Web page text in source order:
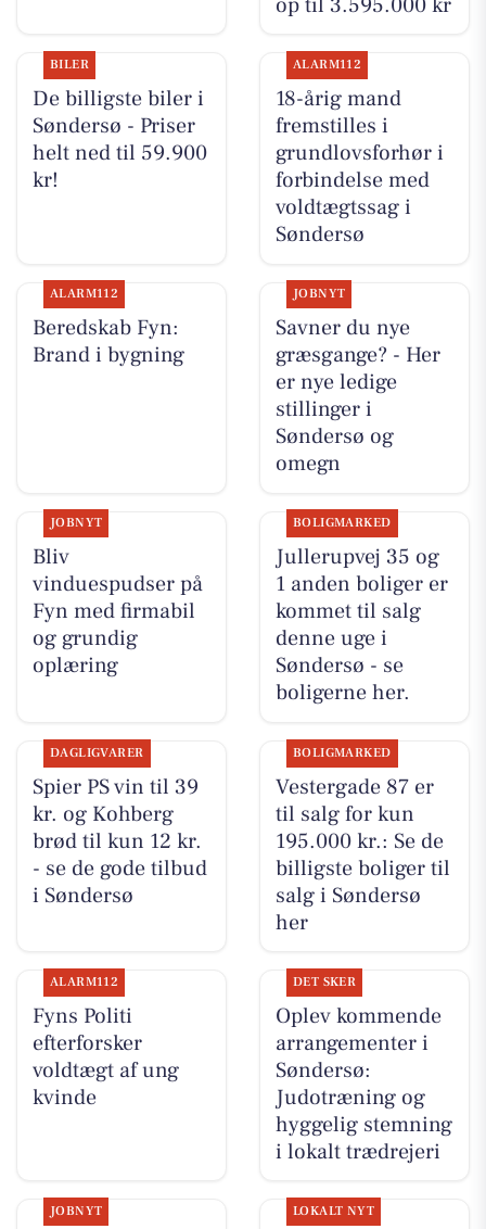
BILER
De billigste biler i
Søndersø - Priser
helt ned til 59.900
kr!
ALARM112
18-årig mand
fremstilles i
grundlovsforhør i
forbindelse med
voldtægtssag i
Søndersø
ALARM112
Beredskab Fyn:
Brand i bygning
JOBNYT
Savner du nye
græsgange? - Her
er nye ledige
stillinger i
Søndersø og
omegn
JOBNYT
Bliv
vinduespudser på
Fyn med firmabil
og grundig
oplæring
BOLIGMARKED
Jullerupvej 35 og
1 anden boliger er
kommet til salg
denne uge i
Søndersø - se
boligerne her.
DAGLIGVARER
Spier PS vin til 39
kr. og Kohberg
brød til kun 12 kr.
- se de gode tilbud
i Søndersø
BOLIGMARKED
Vestergade 87 er
til salg for kun
195.000 kr.: Se de
billigste boliger til
salg i Søndersø
her
ALARM112
Fyns Politi
efterforsker
voldtægt af ung
kvinde
DET SKER
Oplev kommende
arrangementer i
Søndersø:
Judotræning og
hyggelig stemning
i lokalt trædrejeri
JOBNYT LOKALT NYT